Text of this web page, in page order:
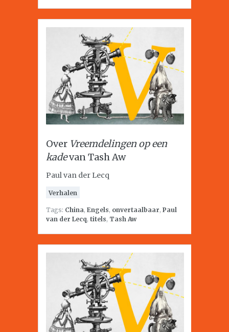
Over Vreemdelingen op een
kadevan Tash Aw
Paul van der Lecq
Verhalen
Tags: China, Engels, onvertaalbaar, Paul
van der Lecq, titels, Tash Aw